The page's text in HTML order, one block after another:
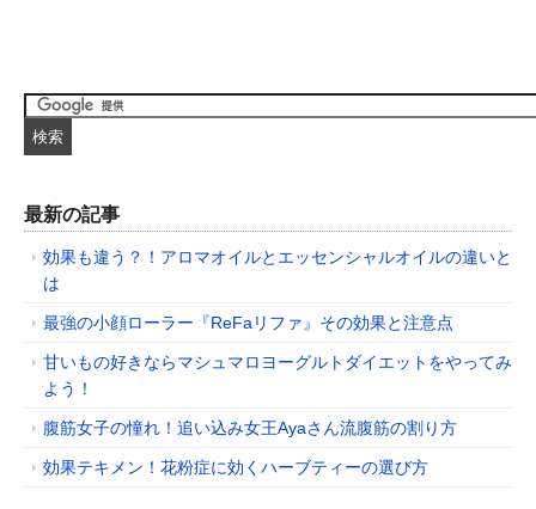
最新の記事
効果も違う？！アロマオイルとエッセンシャルオイルの違いと
は
最強の小顔ローラー『ReFaリファ』その効果と注意点
甘いもの好きならマシュマロヨーグルトダイエットをやってみ
よう！
腹筋女子の憧れ！追い込み女王Ayaさん流腹筋の割り方
効果テキメン！花粉症に効くハーブティーの選び方